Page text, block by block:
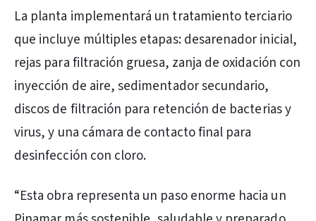
La planta implementará un tratamiento terciario
que incluye múltiples etapas: desarenador inicial,
rejas para filtración gruesa, zanja de oxidación con
inyección de aire, sedimentador secundario,
discos de filtración para retención de bacterias y
virus, y una cámara de contacto final para
desinfección con cloro.
“Esta obra representa un paso enorme hacia un